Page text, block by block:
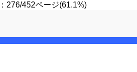
276/452ページ(61.1%)